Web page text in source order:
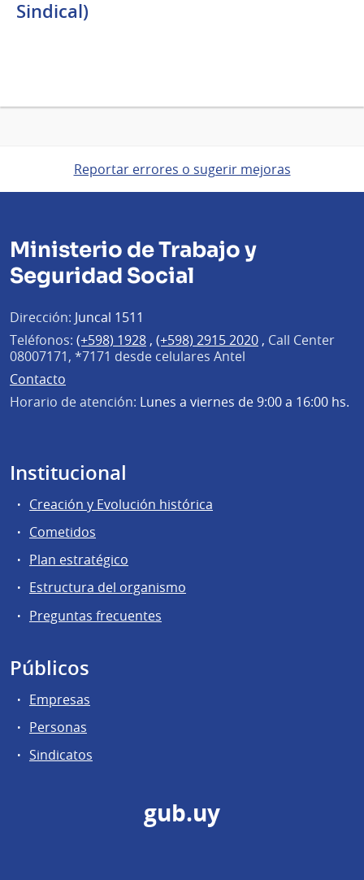
Sindical)
Reportar errores o sugerir mejoras
Ministerio de Trabajo y
Seguridad Social
Dirección: Juncal 1511
Teléfonos: (+598) 1928 , (+598) 2915 2020 , Call Center
08007171, *7171 desde celulares Antel
Contacto
Horario de atención: Lunes a viernes de 9:00 a 16:00 hs.
Institucional
Creación y Evolución histórica
Cometidos
Plan estratégico
Estructura del organismo
Preguntas frecuentes
Públicos
Empresas
Personas
Sindicatos
gub.uy